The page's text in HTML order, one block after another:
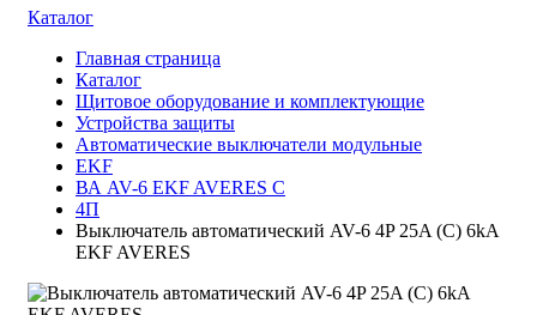
Каталог
Главная страница
Каталог
Щитовое оборудование и комплектующие
Устройства защиты
Автоматические выключатели модульные
EKF
ВА AV-6 EKF AVERES C
4П
Выключатель автоматический AV-6 4P 25A (C) 6kA
EKF AVERES